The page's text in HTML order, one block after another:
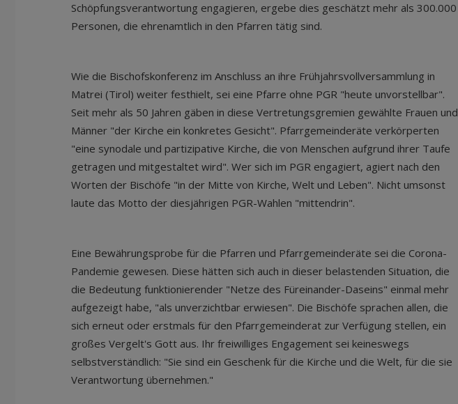
Schöpfungsverantwortung engagieren, ergebe dies geschätzt mehr als 300.000
Personen, die ehrenamtlich in den Pfarren tätig sind.
Wie die Bischofskonferenz im Anschluss an ihre Frühjahrsvollversammlung in
Matrei (Tirol) weiter festhielt, sei eine Pfarre ohne PGR "heute unvorstellbar".
Seit mehr als 50 Jahren gäben in diese Vertretungsgremien gewählte Frauen und
Männer "der Kirche ein konkretes Gesicht". Pfarrgemeinderäte verkörperten
"eine synodale und partizipative Kirche, die von Menschen aufgrund ihrer Taufe
getragen und mitgestaltet wird". Wer sich im PGR engagiert, agiert nach den
Worten der Bischöfe "in der Mitte von Kirche, Welt und Leben". Nicht umsonst
laute das Motto der diesjährigen PGR-Wahlen "mittendrin".
Eine Bewährungsprobe für die Pfarren und Pfarrgemeinderäte sei die Corona-
Pandemie gewesen. Diese hätten sich auch in dieser belastenden Situation, die
die Bedeutung funktionierender "Netze des Füreinander-Daseins" einmal mehr
aufgezeigt habe, "als unverzichtbar erwiesen". Die Bischöfe sprachen allen, die
sich erneut oder erstmals für den Pfarrgemeinderat zur Verfügung stellen, ein
großes Vergelt's Gott aus. Ihr freiwilliges Engagement sei keineswegs
selbstverständlich: "Sie sind ein Geschenk für die Kirche und die Welt, für die sie
Verantwortung übernehmen."